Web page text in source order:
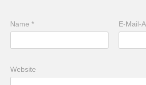
Name * E-Mail-
Website